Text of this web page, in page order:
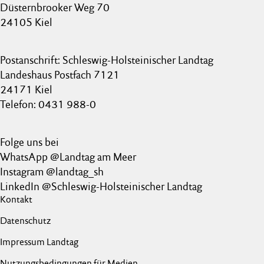
Düsternbrooker Weg 70
24105 Kiel
Postanschrift: Schleswig-Holsteinischer Landtag
Landeshaus Postfach 7121
24171 Kiel
Telefon: 0431 988-0
Folge uns bei
WhatsApp @Landtag am Meer
Instagram @landtag_sh
LinkedIn @Schleswig-Holsteinischer Landtag
Kontakt
Datenschutz
Impressum Landtag